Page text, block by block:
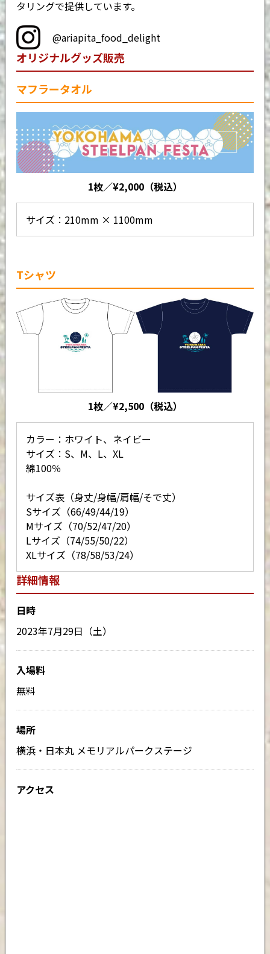
タリングで提供しています。
@ariapita_food_delight
オリジナルグッズ販売
マフラータオル
1枚／¥2,000（税込）
サイズ：210mm × 1100mm
Tシャツ
1枚／¥2,500（税込）
カラー：ホワイト、ネイビー
サイズ：S、M、L、XL
綿100％
サイズ表（身丈/身幅/肩幅/そで丈）
Sサイズ（66/49/44/19）
Mサイズ（70/52/47/20）
Lサイズ（74/55/50/22）
XLサイズ（78/58/53/24）
詳細情報
日時
2023年7月29日（土）
入場料
無料
場所
横浜・日本丸 メモリアルパークステージ
アクセス